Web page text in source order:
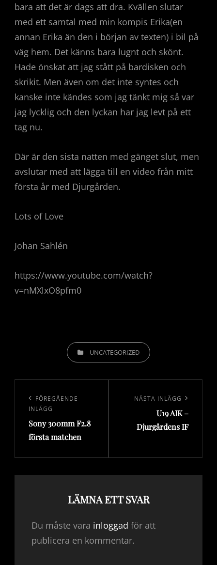
bara att det är dags att dra. Kvällen slutar
med ett samtal med min kompis Erika(en
annan Erika än den i början av texten) i bil på
väg hem. Det känns bara lugnt och skönt.
Hade önskat att jag stått på bardisken och
skrikit. Men även om det inte syntes och
kanske inte kändes som jag tänkt mig så var
jag lycklig och den lyckan har jag levt på ett
tag nu.
Där är den sista natten med gänget slut, men
avslutar med att lägga till en video från mitt
första år med Djurgården.
Lots of Love
Johan Sahlén
https://www.youtube.com/watch?
v=nMXlxO8pfm0
KATEGORIERUNCATEGORIZED
Föregående
FÖREGÅENDE
INLÄGG
Sony 300mm F2.8
första matchen
Nästa
NÄSTA INLÄGG
U19 AIK –
Djurgårdens IF
LÄMNA ETT SVAR
Du måste vara inloggad för att
publicera en kommentar.